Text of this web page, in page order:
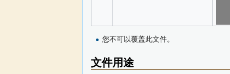
您不可以覆盖此文件。
文件用途